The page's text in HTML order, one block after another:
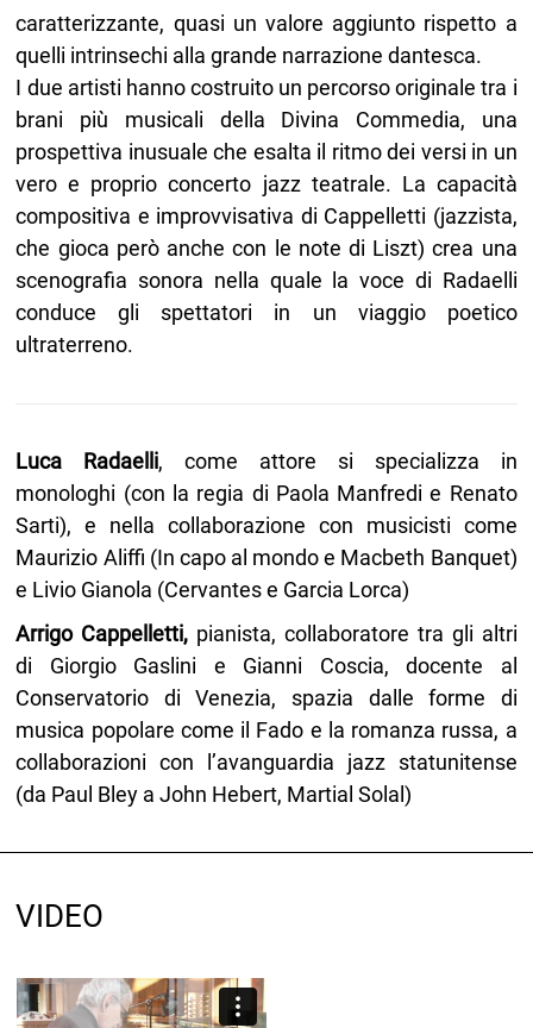
caratterizzante, quasi un valore aggiunto rispetto a
quelli intrinsechi alla grande narrazione dantesca.
I due artisti hanno costruito un percorso originale tra i
brani più musicali della Divina Commedia, una
prospettiva inusuale che esalta il ritmo dei versi in un
vero e proprio concerto jazz teatrale. La capacità
compositiva e improvvisativa di Cappelletti (jazzista,
che gioca però anche con le note di Liszt) crea una
scenografia sonora nella quale la voce di Radaelli
conduce gli spettatori in un viaggio poetico
ultraterreno.
Luca Radaelli, come attore si specializza in
monologhi (con la regia di Paola Manfredi e Renato
Sarti), e nella collaborazione con musicisti come
Maurizio Aliffi (In capo al mondo e Macbeth Banquet)
e Livio Gianola (Cervantes e Garcia Lorca)
Arrigo Cappelletti, pianista, collaboratore tra gli altri
di Giorgio Gaslini e Gianni Coscia, docente al
Conservatorio di Venezia, spazia dalle forme di
musica popolare come il Fado e la romanza russa, a
collaborazioni con l’avanguardia jazz statunitense
(da Paul Bley a John Hebert, Martial Solal)
VIDEO